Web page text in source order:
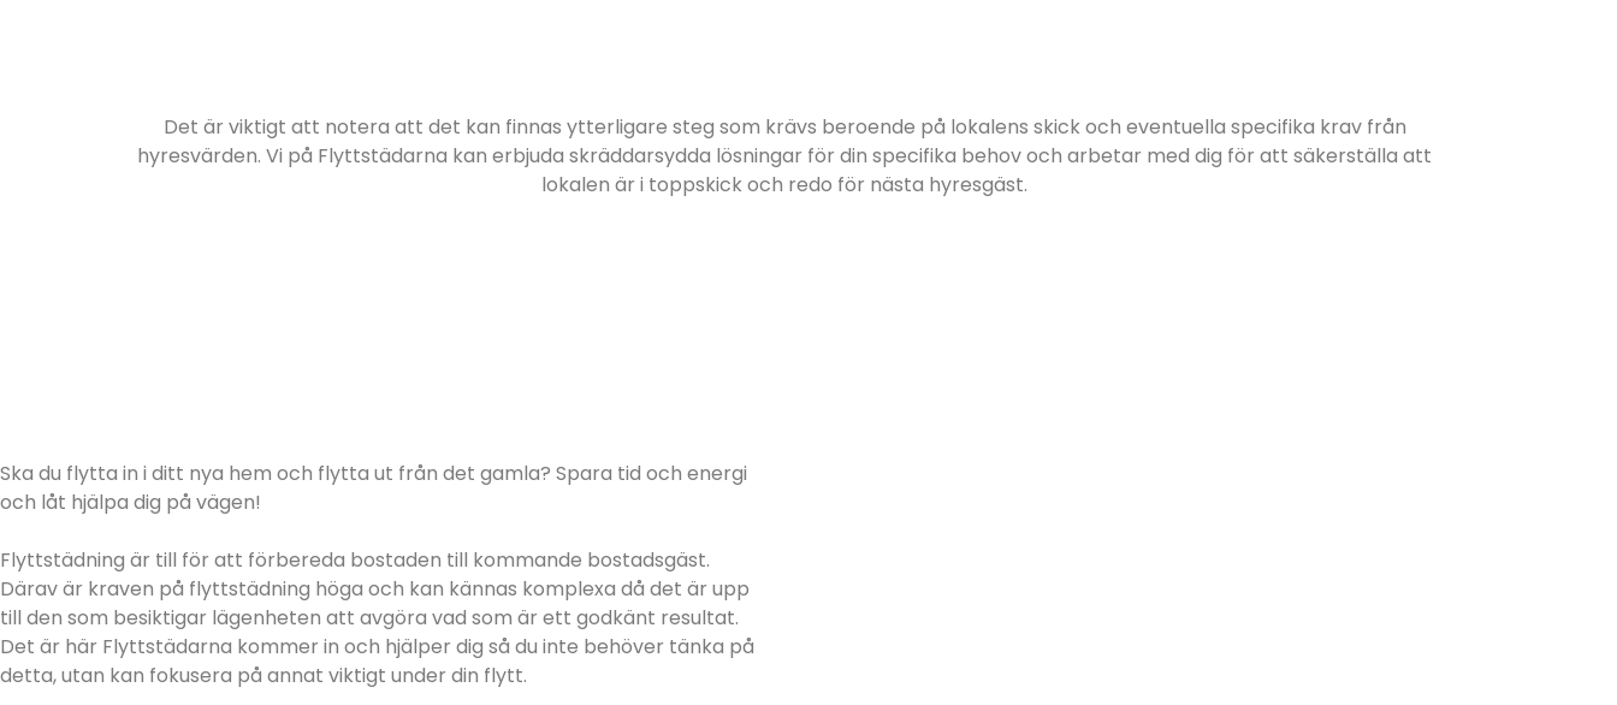
Det är viktigt att notera att det kan finnas ytterligare steg som krävs beroende på lokalens skick och eventuella specifika krav från
hyresvärden. Vi på Flyttstädarna kan erbjuda skräddarsydda lösningar för din specifika behov och arbetar med dig för att säkerställa att
lokalen är i toppskick och redo för nästa hyresgäst.
Ska du flytta in i ditt nya hem och flytta ut från det gamla? Spara tid och energi
och låt hjälpa dig på vägen!
Flyttstädning är till för att förbereda bostaden till kommande bostadsgäst.
Därav är kraven på flyttstädning höga och kan kännas komplexa då det är upp
till den som besiktigar lägenheten att avgöra vad som är ett godkänt resultat.
Det är här Flyttstädarna kommer in och hjälper dig så du inte behöver tänka på
detta, utan kan fokusera på annat viktigt under din flytt.